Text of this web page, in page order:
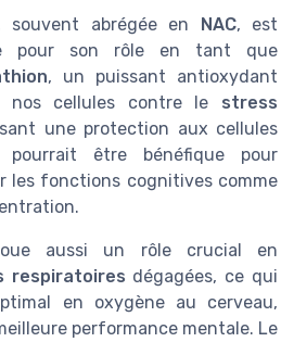
souvent abrégée en NAC, est
pour son rôle en tant que
, un puissant antioxydant
nos cellules contre le stress
une protection aux cellules
pourrait être bénéfique pour
les fonctions cognitives comme
aussi un rôle crucial en
respiratoires dégagées, ce qui
en oxygène au cerveau,
performance mentale. Le